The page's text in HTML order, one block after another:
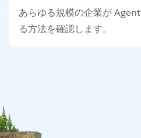
あらゆる規模の企業が
る方法を確認します。